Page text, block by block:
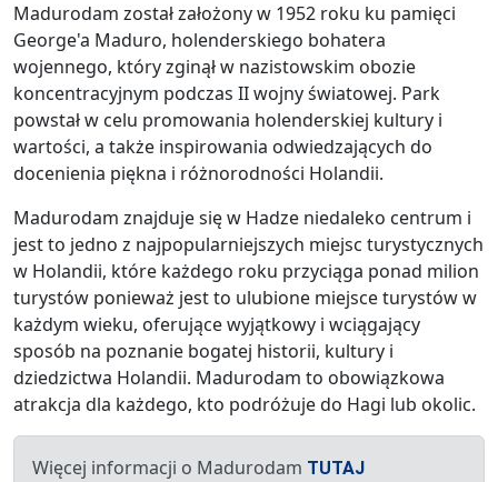
Madurodam został założony w 1952 roku ku pamięci
George'a Maduro, holenderskiego bohatera
wojennego, który zginął w nazistowskim obozie
koncentracyjnym podczas II wojny światowej. Park
powstał w celu promowania holenderskiej kultury i
wartości, a także inspirowania odwiedzających do
docenienia piękna i różnorodności Holandii.
Madurodam znajduje się w Hadze niedaleko centrum i
jest to jedno z najpopularniejszych miejsc turystycznych
w Holandii, które każdego roku przyciąga ponad milion
turystów ponieważ jest to ulubione miejsce turystów w
każdym wieku, oferujące wyjątkowy i wciągający
sposób na poznanie bogatej historii, kultury i
dziedzictwa Holandii. Madurodam to obowiązkowa
atrakcja dla każdego, kto podróżuje do Hagi lub okolic.
Więcej informacji o Madurodam TUTAJ